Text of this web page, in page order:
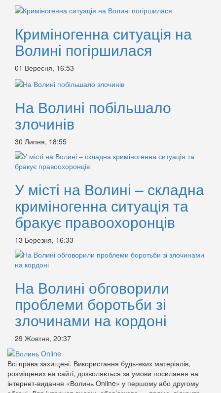
Криміногенна ситуація на
Волині погіршилася
01 Вересня, 16:53
На Волині побільшало
злочинів
30 Липня, 18:55
У місті на Волині – складна
криміногенна ситуація та
бракує правоохоронців
13 Березня, 16:33
На Волині обговорили
проблеми боротьби зі
злочинами на кордоні
29 Жовтня, 20:37
Всі права захищені. Використання будь-яких матеріалів,
розміщених на сайті, дозволяється за умови посилання на
інтернет-видання «Волинь Online» у першому або другому